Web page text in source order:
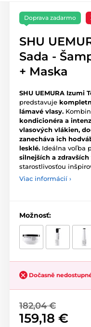
Doprava zadarmo
SHU
Sada -
+ Maska
SHU UEMURA Izumi
predstavuje
lámavé vlasy.
kondicionéra a
vlasových vlákien,
zanecháva ich
lesklé. Ideálna voľba
silnejších a zdravších
starostlivosťou
Viac informácií ›
Možnosť:
Dočasně
182,04 €
159,18 €